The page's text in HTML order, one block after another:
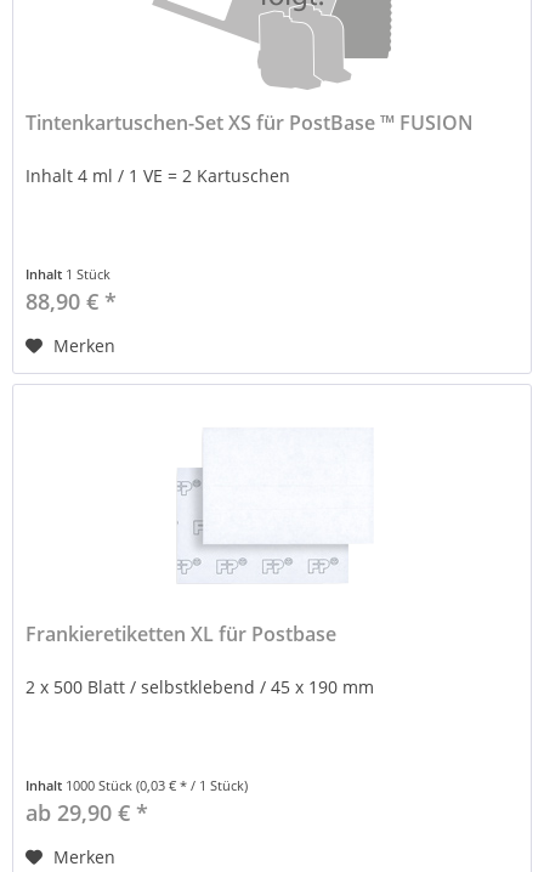
Tintenkartuschen-Set XS für PostBase ™ FUSION
Inhalt 4 ml / 1 VE = 2 Kartuschen
Inhalt 1 Stück
88,90 € *
Merken
Frankieretiketten XL für Postbase
2 x 500 Blatt / selbstklebend / 45 x 190 mm
Inhalt 1000 Stück(0,03 € * / 1 Stück)
ab 29,90 € *
Merken